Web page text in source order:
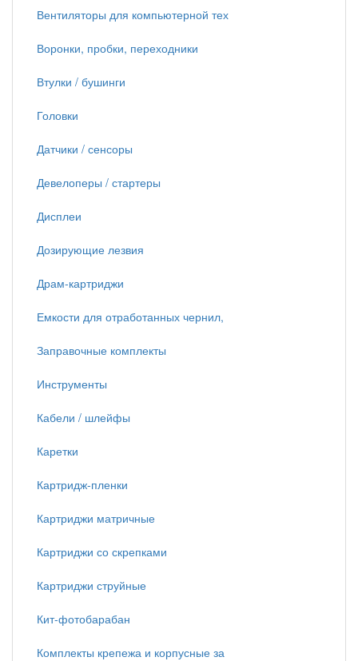
Вентиляторы для компьютерной тех
Воронки, пробки, переходники
Втулки / бушинги
Головки
Датчики / сенсоры
Девелоперы / стартеры
Дисплеи
Дозирующие лезвия
Драм-картриджи
Емкости для отработанных чернил,
Заправочные комплекты
Инструменты
Кабели / шлейфы
Каретки
Картридж-пленки
Картриджи матричные
Картриджи со скрепками
Картриджи струйные
Кит-фотобарабан
Комплекты крепежа и корпусные за